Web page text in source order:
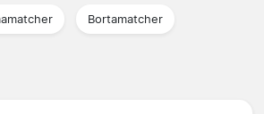
Bortamatcher